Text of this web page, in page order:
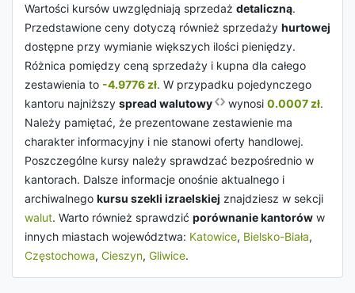
Wartości kursów uwzględniają sprzedaż detaliczną.
Przedstawione ceny dotyczą również sprzedaży hurtowej
dostępne przy wymianie większych ilości pieniędzy.
Różnica pomiędzy ceną sprzedaży i kupna dla całego
zestawienia to -4.9776 zł. W przypadku pojedynczego
kantoru najniższy spread walutowy wynosi 0.0007 zł.
Należy pamiętać, że prezentowane zestawienie ma
charakter informacyjny i nie stanowi oferty handlowej.
Poszczególne kursy należy sprawdzać bezpośrednio w
kantorach. Dalsze informacje onośnie aktualnego i
archiwalnego kursu szekli izraelskiej znajdziesz w sekcji
walut. Warto również sprawdzić porównanie kantorów w
innych miastach województwa: Katowice, Bielsko-Biała,
Częstochowa, Cieszyn, Gliwice.